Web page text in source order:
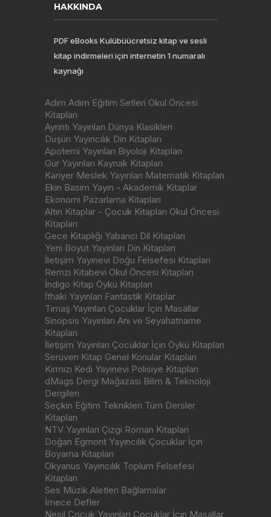
HAKKINDA
PDF eBooks Kulübüücretsiz kitap ve sesli
kitap indirmeleri için internetin 1 numaralı
kaynağı
Adım Adım Eğitim Setleri Okul Öncesi
Kitapları
Ayrıntı Yayınları Dünya Klasikleri
Düşün Yayıncılık Din Kitapları
Apotemi Yayınları Biyoloji Kitapları
Gür Yayınları Kaynak Kitapları
Kariyer Meslek Yayınları Matematik Kitapları
Ekin Basım Yayın - Akademik Kitaplar
Ekonomi Pazarlama Kitapları
Altın Kitaplar - Çocuk Kitapları Okul Öncesi
Kitapları
Gece Kitaplığı Yabancı Dil Kitapları
Yeni Boyut Yayınları Din Kitapları
İletişim Yayınevi Doğu Felsefesi Kitapları
Remzi Kitabevi Okul Öncesi Kitapları
İndigo Kitap Öykü Kitapları
İthaki Yayınları Fantastik Kitaplar
Timaş Yayınları Çocuklar İçin Masallar
Sinopsis Yayınları Anı ve Seyahatname
Kitapları
İletişim Yayınları Çocuklar İçin Öykü Kitapları
Serüven Kitap Genel Konular Kitapları
Kırmızı Kedi Yayınevi Polisiye Kitapları
dMags Dergi Mağazası Bilim & Teknoloji
Dergileri
Seçkin Eğitim Teknikleri Tüm Dersler
Kitapları
NTV Yayınları Çizgi Roman Kitapları
Doğan Egmont Yayıncılık Çocuklar İçin
Boyama Kitapları
Okyanus Yayıncılık Toplum Felsefesi
Kitapları
Ses Müzik Aletleri Bağlamalar
İmece Defler
Nesil Çocuk Yayınları Çocuklar İçin Masallar